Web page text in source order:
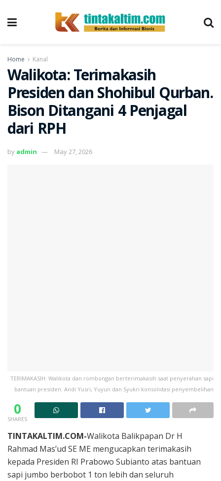
Home Kanal
Walikota: Terimakasih
Presiden dan Shohibul Qurban.
Bison Ditangani 4 Penjagal
dari RPH
by admin May 27, 2026
TERIMAKASIH: Walikota dan rombongan berterimakasih saat penyerahan sapi
bantuan presiden. Andi Yusri, Yuyun dan Syukri konsolidasi penyembelihan
0
SHARES
TINTAKALTIM.COM-Walikota Balikpapan Dr H
Rahmad Mas’ud SE ME mengucapkan terimakasih
kepada Presiden RI Prabowo Subianto atas bantuan
sapi jumbo berbobot 1 ton lebih dan seluruh